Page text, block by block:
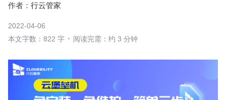
作者： 行云管家
2022-04-06
本文字数：822 字
阅读完需：约 3 分钟